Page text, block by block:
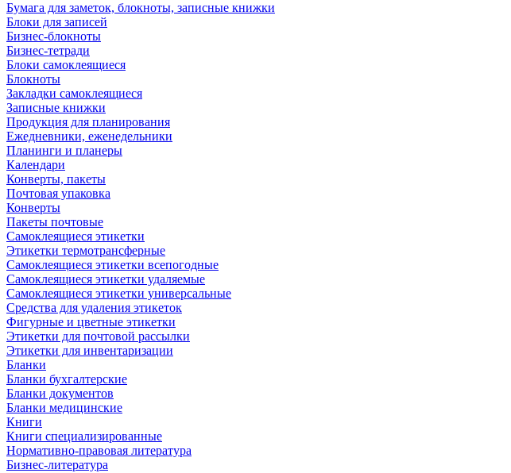
Бумага для заметок, блокноты, записные книжки
Блоки для записей
Бизнес-блокноты
Бизнес-тетради
Блоки самоклеящиеся
Блокноты
Закладки самоклеящиеся
Записные книжки
Продукция для планирования
Ежедневники, еженедельники
Планинги и планеры
Календари
Конверты, пакеты
Почтовая упаковка
Конверты
Пакеты почтовые
Самоклеящиеся этикетки
Этикетки термотрансферные
Самоклеящиеся этикетки всепогодные
Самоклеящиеся этикетки удаляемые
Самоклеящиеся этикетки универсальные
Средства для удаления этикеток
Фигурные и цветные этикетки
Этикетки для почтовой рассылки
Этикетки для инвентаризации
Бланки
Бланки бухгалтерские
Бланки документов
Бланки медицинские
Книги
Книги специализированные
Нормативно-правовая литература
Бизнес-литература